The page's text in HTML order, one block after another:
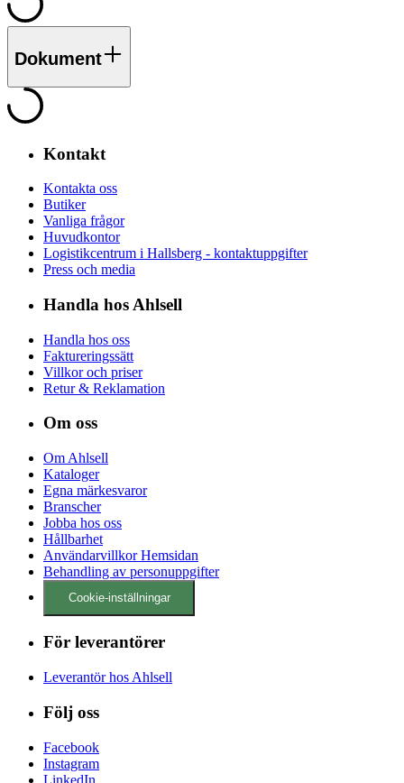
Dokument
Kontakt
Kontakta oss
Butiker
Vanliga frågor
Huvudkontor
Logistikcentrum i Hallsberg - kontaktuppgifter
Press och media
Handla hos Ahlsell
Handla hos oss
Faktureringssätt
Villkor och priser
Retur & Reklamation
Om oss
Om Ahlsell
Kataloger
Egna märkesvaror
Branscher
Jobba hos oss
Hållbarhet
Användarvillkor Hemsidan
Behandling av personuppgifter
Cookie-inställningar
För leverantörer
Leverantör hos Ahlsell
Följ oss
Facebook
Instagram
LinkedIn